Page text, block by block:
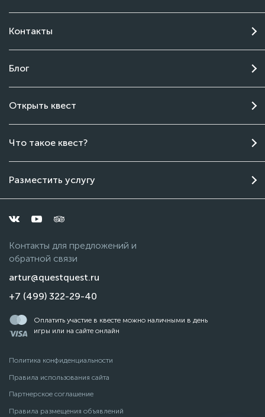
Контакты
Блог
Открыть квест
Что такое квест?
Разместить услугу
Контакты для предложений и
обратной связи
artur@questquest.ru
+7 (499) 322-29-40
Политика конфиденциальности
Правила использования сайта
Партнерское соглашение
Правила размещения объявлений
Оплатить участие в квесте можно наличными в день
игры или на сайте онлайн
Онлайн